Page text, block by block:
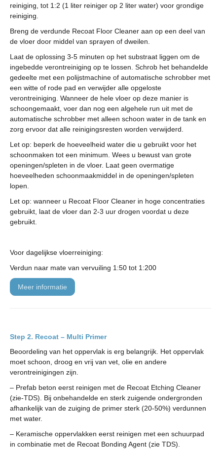
reiniging, tot 1:2 (1 liter reiniger op 2 liter water) voor grondige
reiniging.
Breng de verdunde Recoat Floor Cleaner aan op een deel van
de vloer door middel van sprayen of dweilen.
Laat de oplossing 3-5 minuten op het substraat liggen om de
ingebedde verontreiniging op te lossen. Schrob het behandelde
gedeelte met een polijstmachine of automatische schrobber met
een witte of rode pad en verwijder alle opgeloste
verontreiniging. Wanneer de hele vloer op deze manier is
schoongemaakt, voer dan nog een algehele run uit met de
automatische schrobber met alleen schoon water in de tank en
zorg ervoor dat alle reinigingsresten worden verwijderd.
Let op: beperk de hoeveelheid water die u gebruikt voor het
schoonmaken tot een minimum. Wees u bewust van grote
openingen/spleten in de vloer. Laat geen overmatige
hoeveelheden schoonmaakmiddel in de openingen/spleten
lopen.
Let op: wanneer u Recoat Floor Cleaner in hoge concentraties
gebruikt, laat de vloer dan 2-3 uur drogen voordat u deze
gebruikt.
Voor dagelijkse vloerreiniging:
Verdun naar mate van vervuiling 1:50 tot 1:200
meer informatie
Recoat – Multi Primer
Beoordeling van het oppervlak is erg belangrijk. Het oppervlak
moet schoon, droog en vrij van vet, olie en andere
verontreinigingen zijn.
– Prefab beton eerst reinigen met de Recoat Etching Cleaner
(zie-TDS). Bij onbehandelde en sterk zuigende ondergronden
afhankelijk van de zuiging de primer sterk (20-50%) verdunnen
met water.
– Keramische oppervlakken eerst reinigen met een schuurpad
in combinatie met de Recoat Bonding Agent (zie TDS).